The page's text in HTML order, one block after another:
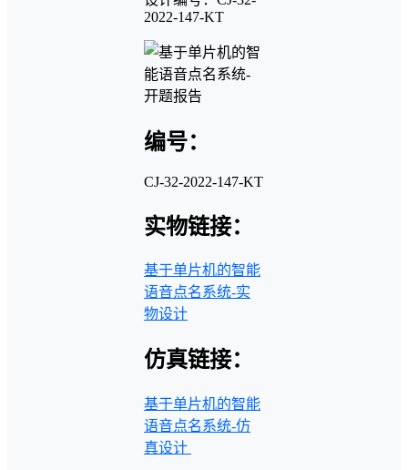
2022-147-KT
编号：
CJ-32-2022-147-KT
实物链接：
基于单片机的智能
语音点名系统-实
物设计
仿真链接：
基于单片机的智能
语音点名系统-仿
真设计